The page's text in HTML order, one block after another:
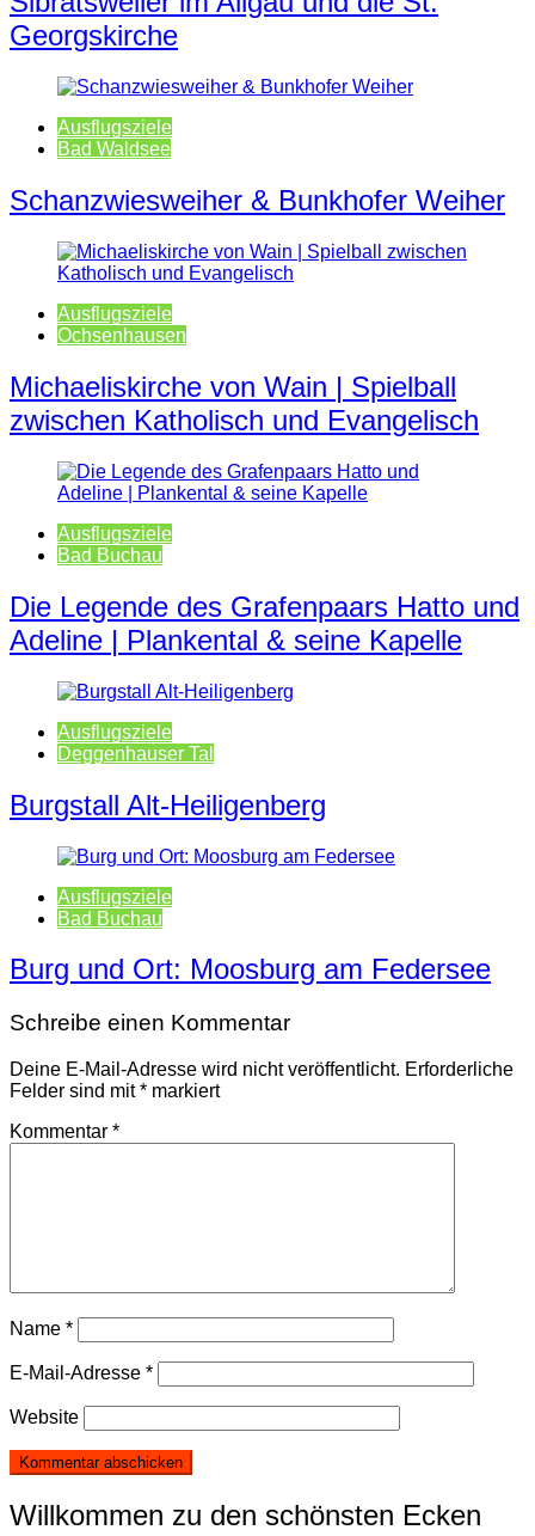
Georgskirche
Ausflugsziele
Bad Waldsee
Schanzwiesweiher & Bunkhofer Weiher
Ausflugsziele
Ochsenhausen
Michaeliskirche von Wain | Spielball
zwischen Katholisch und Evangelisch
Ausflugsziele
Bad Buchau
Die Legende des Grafenpaars Hatto und
Adeline | Plankental & seine Kapelle
Ausflugsziele
Deggenhauser Tal
Burgstall Alt-Heiligenberg
Ausflugsziele
Bad Buchau
Burg und Ort: Moosburg am Federsee
Schreibe einen Kommentar
Deine E-Mail-Adresse wird nicht veröffentlicht. Erforderliche
Felder sind mit* markiert
Kommentar *
Name *
E-Mail-Adresse *
Website
Willkommen zu den schönsten Ecken